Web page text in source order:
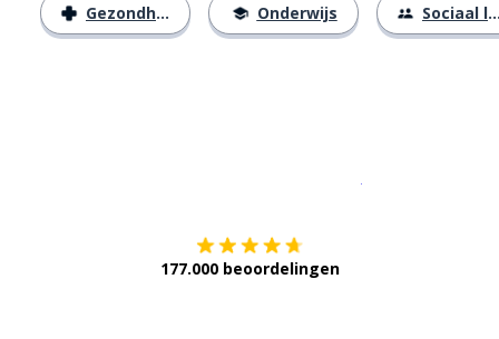
Gezondheid Onderwijs Sociaal leven
177.000 beoordelingen